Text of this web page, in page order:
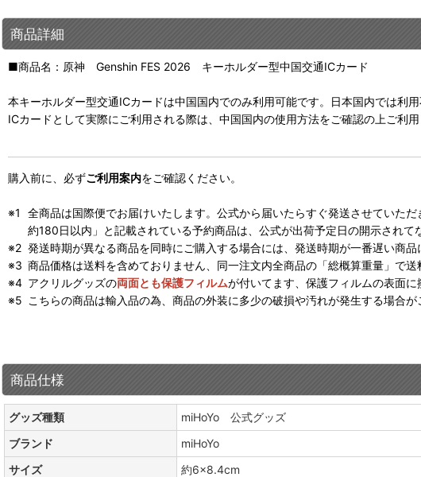
商品詳細
■商品名：原神 Genshin FES 2026 キーホルダー型中国交通ICカード
本キーホルダー型交通ICカードは中国国内でのみ利用可能です。日本国内では利用
ICカードとして実際にご利用される際は、中国国内の使用方法をご確認の上ご利用
購入前に、必ずご利用案内をご確認ください。
全商品は国際便でお届けいたします。公式から届いたらすぐ発送させていた
約180日以内」と記載されている予約商品は、公式が出荷予定日の開示されて
発送時期が異なる商品を同時にご購入する場合には、発送時期が一番遅い商品
商品価格は送料を含めておりません、同一注文内全商品の「総概算重量」で
アクリルグッズの両面とも保護フィルムが付いてます、保護フィルムの表面
こちらの商品は輸入品の為、商品の外装に多少の破損や汚れが発生する場合が
商品仕様
グッズ種類
miHoYo 公式グッズ
ブランド
miHoYo
サイズ
約6×8.4cm